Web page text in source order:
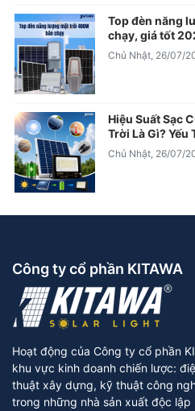
Top đèn năng
chạy, giá tốt
Chủ Nhật, 26/07/
Hiệu Suất Sạc
Trời Là Gì? Yếu
Chủ Nhật, 26/07/
Công ty cổ phần KITAWA
Hoạt động của Công ty cổ phần
khu vực kinh doanh chiến lược:
thuật xây dựng, kỹ thuật công
trong những nhà sản xuất độc